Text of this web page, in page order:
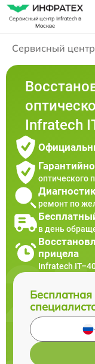
Сервисный центр Infratechв
Москве
Сервисный
Infratech
оптического
ремонт по
в день
прицела
Infratech